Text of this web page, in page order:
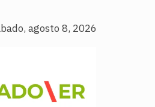
agosto 8, 2026